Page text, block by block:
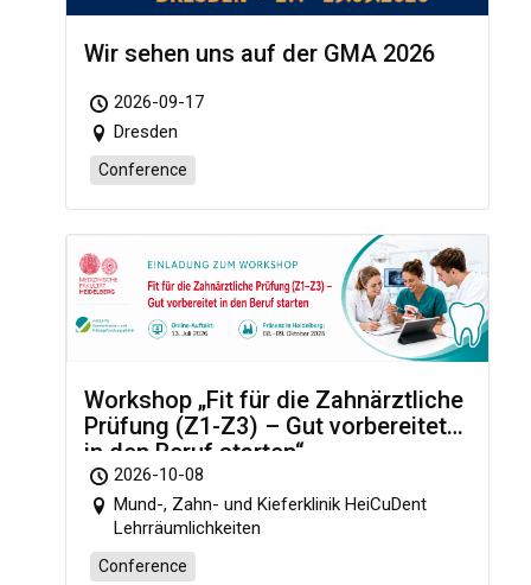
Wir sehen uns auf der GMA 2026
2026-09-17
Dresden
Conference
Workshop „Fit für die Zahnärztliche
Prüfung (Z1-Z3) – Gut vorbereitet
in den Beruf starten“
2026-10-08
Mund-, Zahn- und Kieferklinik HeiCuDent
Lehrräumlichkeiten
Conference